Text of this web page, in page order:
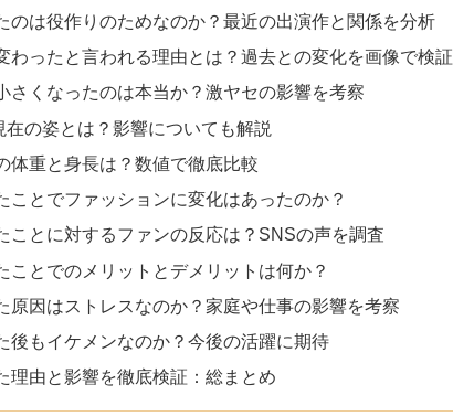
のは役作りのためなのか？最近の出演作と関係を分析
わったと言われる理由とは？過去との変化を画像で検証
さくなったのは本当か？激ヤセの影響を考察
の姿とは？影響についても解説
体重と身長は？数値で徹底比較
ことでファッションに変化はあったのか？
ことに対するファンの反応は？SNSの声を調査
ことでのメリットとデメリットは何か？
原因はストレスなのか？家庭や仕事の影響を考察
後もイケメンなのか？今後の活躍に期待
理由と影響を徹底検証：総まとめ